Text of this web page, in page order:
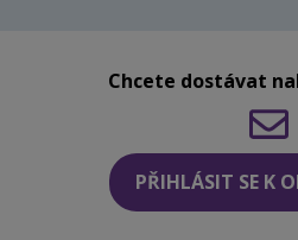
Chcete dostávat
PŘIHLÁSIT SE K